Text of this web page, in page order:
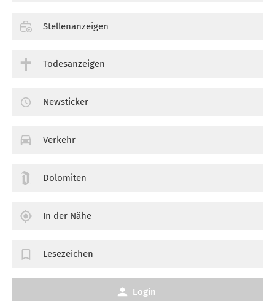
Stellenanzeigen
Todesanzeigen
Newsticker
Verkehr
Dolomiten
In der Nähe
Lesezeichen
Login